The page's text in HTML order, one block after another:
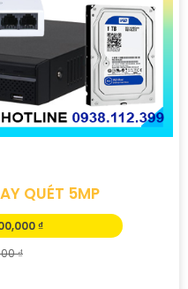
tư vấn chi tiết và giúp
hợp nhất với nhu cầu
mẫu này. Nếu bạn cần
khác, đừng ngần ngại để
QUÉT 5MP
₫
₫